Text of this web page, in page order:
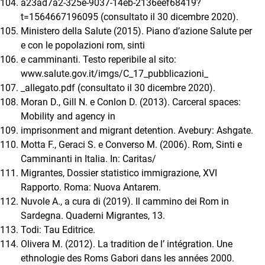
a23ad7a2-325e-9037-14eb-2136eef68419?
t=1564667196095 (consultato il 30 dicembre 2020).
Ministero della Salute (2015). Piano d’azione Salute per
e con le popolazioni rom, sinti
e camminanti. Testo reperibile al sito:
www.salute.gov.it/imgs/C_17_pubblicazioni_
_allegato.pdf (consultato il 30 dicembre 2020).
Moran D., Gill N. e Conlon D. (2013). Carceral spaces:
Mobility and agency in
imprisonment and migrant detention. Avebury: Ashgate.
Motta F., Geraci S. e Converso M. (2006). Rom, Sinti e
Camminanti in Italia. In: Caritas/
Migrantes, Dossier statistico immigrazione, XVI
Rapporto. Roma: Nuova Antarem.
Nuvole A., a cura di (2019). Il cammino dei Rom in
Sardegna. Quaderni Migrantes, 13.
Todi: Tau Editrice.
Olivera M. (2012). La tradition de l’ intégration. Une
ethnologie des Roms Gabori dans les années 2000.